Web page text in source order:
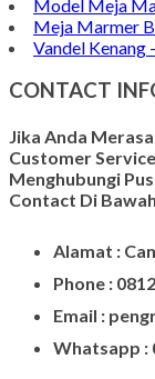
Model Meja
Meja Marmer
Vandel Kenang
CONTACT
Jika Anda
Customer
Menghubungi
Contact Di
Alamat :
Phone :
Email :
Whatsapp :